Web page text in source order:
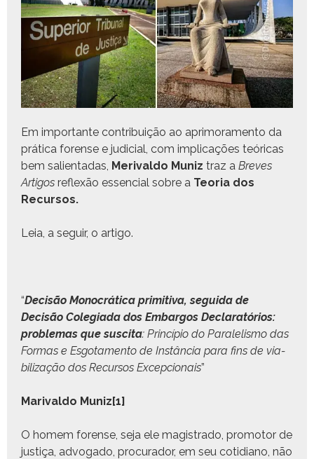
Em impor­tante con­tribuição ao apri­mora­men­to da
práti­ca forense e judi­cial, com impli­cações teóri­c­as
bem salien­tadas, Merival­do Muniz traz a Breves
Arti­gos reflexão essen­cial sobre a Teo­ria dos
Recursos.
Leia, a seguir, o artigo.
“Decisão Monocráti­ca prim­i­ti­va, segui­da de
Decisão Cole­gia­da dos Embar­gos Declaratórios:
prob­le­mas que sus­ci­ta: Princí­pio do Para­lelis­mo das
For­mas e Esgo­ta­men­to de Instân­cia para fins de via­
bi­liza­ção dos Recur­sos Excep­cionais”
Mari­val­do Muniz[1]
O homem forense, seja ele mag­istra­do, pro­mo­tor de
justiça, advo­ga­do, procu­rador, em seu cotid­i­ano, não